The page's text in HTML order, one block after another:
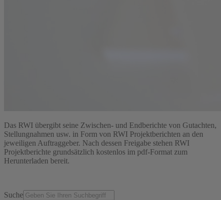
Das RWI übergibt seine Zwischen- und Endberichte von Gutachten,
Stellungnahmen usw. in Form von RWI Projektberichten an den
jeweiligen Auftraggeber. Nach dessen Freigabe stehen RWI
Projektberichte grundsätzlich kostenlos im pdf-Format zum
Herunterladen bereit.
Suche